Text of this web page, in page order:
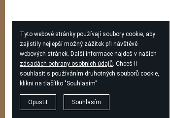
Tyto webové stránky používají soubory cookie, aby
zajistily nejlepší možný zážitek při návštěvě
webových stránek. Další informace najdeš v našich
zásadách ochrany osobních údajů. Chceš-li
souhlasit s používáním druhotných souborů cookie,
klikni na tlačítko "Souhlasím"
Opustit Souhlasím